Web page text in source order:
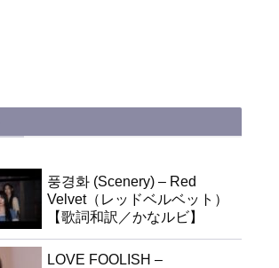
풍경화 (Scenery) – Red
Velvet（レッドベルベット）
【歌詞和訳／かなルビ】
LOVE FOOLISH –